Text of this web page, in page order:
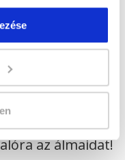
Igen
- Siófok
az álmaidat!